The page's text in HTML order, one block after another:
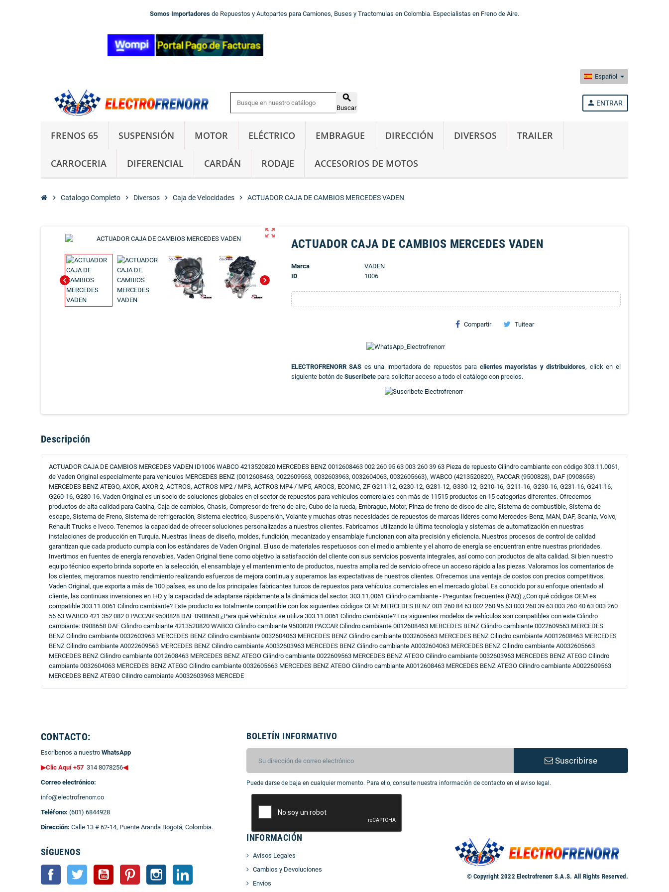
Somos Importadores de Repuestos y Autopartes para Camiones, Buses y Tractomulas en Colombia. Especialistas en Freno de Aire.
Español

Buscar
person ENTRAR
FRENOS 65 SUSPENSIÓN MOTOR ELÉCTRICO EMBRAGUE DIRECCIÓN DIVERSOS TRAILER
CARROCERIA DIFERENCIAL CARDÁN RODAJE ACCESORIOS DE MOTOS
chevron_right Catalogo Completo chevron_right Diversos chevron_right Caja de Velocidades chevron_right ACTUADOR CAJA DE CAMBIOS MERCEDES VADEN
zoom_out_map
chevron_left chevron_right
ACTUADOR CAJA DE CAMBIOS MERCEDES VADEN
Marca
VADEN
ID
1006
Compartir Tuitear
ELECTROFRENORR SAS es una importadora de repuestos para clientes mayoristas y distribuidores, click en el
siguiente botón de Suscríbetepara solicitar acceso a todo el catálogo con precios.
Descripción
ACTUADOR CAJA DE CAMBIOS MERCEDES VADEN ID1006 WABCO 4213520820 MERCEDES BENZ 0012608463 002 260 95 63 003 260 39 63 Pieza de repuesto Cilindro cambiante con código 303.11.0061,
de Vaden Original especialmente para vehículos MERCEDES BENZ (0012608463, 0022609563, 0032603963, 0032604063, 0032605663), WABCO (4213520820), PACCAR (9500828), DAF (0908658)
MERCEDES BENZ ATEGO, AXOR, AXOR 2, ACTROS, ACTROS MP2 / MP3, ACTROS MP4 / MP5, AROCS, ECONIC, ZF G211-12, G230-12, G281-12, G330-12, G210-16, G211-16, G230-16, G231-16, G241-16,
G260-16, G280-16. Vaden Original es un socio de soluciones globales en el sector de repuestos para vehículos comerciales con más de 11515 productos en 15 categorías diferentes. Ofrecemos
productos de alta calidad para Cabina, Caja de cambios, Chasis, Compresor de freno de aire, Cubo de la rueda, Embrague, Motor, Pinza de freno de disco de aire, Sistema de combustible, Sistema de
escape, Sistema de Freno, Sistema de refrigeración, Sistema electrico, Suspensión, Volante y muchas otras necesidades de repuestos de marcas líderes como Mercedes-Benz, MAN, DAF, Scania, Volvo,
Renault Trucks e Iveco. Tenemos la capacidad de ofrecer soluciones personalizadas a nuestros clientes. Fabricamos utilizando la última tecnología y sistemas de automatización en nuestras
instalaciones de producción en Turquía. Nuestras líneas de diseño, moldes, fundición, mecanizado y ensamblaje funcionan con alta precisión y eficiencia. Nuestros procesos de control de calidad
garantizan que cada producto cumpla con los estándares de Vaden Original. El uso de materiales respetuosos con el medio ambiente y el ahorro de energía se encuentran entre nuestras prioridades.
Invertimos en fuentes de energía renovables. Vaden Original tiene como objetivo la satisfacción del cliente con sus servicios posventa integrales, así como con productos de alta calidad. Si bien nuestro
equipo técnico experto brinda soporte en la selección, el ensamblaje y el mantenimiento de productos, nuestra amplia red de servicio ofrece un acceso rápido a las piezas. Valoramos los comentarios de
los clientes, mejoramos nuestro rendimiento realizando esfuerzos de mejora continua y superamos las expectativas de nuestros clientes. Ofrecemos una ventaja de costos con precios competitivos.
Vaden Original, que exporta a más de 100 países, es uno de los principales fabricantes turcos de repuestos para vehículos comerciales en el mercado global. Es conocido por su enfoque orientado al
cliente, las continuas inversiones en I+D y la capacidad de adaptarse rápidamente a la dinámica del sector. 303.11.0061 Cilindro cambiante - Preguntas frecuentes (FAQ) ¿Con qué códigos OEM es
compatible 303.11.0061 Cilindro cambiante? Este producto es totalmente compatible con los siguientes códigos OEM: MERCEDES BENZ 001 260 84 63 002 260 95 63 003 260 39 63 003 260 40 63 003 260
56 63 WABCO 421 352 082 0 PACCAR 9500828 DAF 0908658 ¿Para qué vehículos se utiliza 303.11.0061 Cilindro cambiante? Los siguientes modelos de vehículos son compatibles con este Cilindro
cambiante: 0908658 DAF Cilindro cambiante 4213520820 WABCO Cilindro cambiante 9500828 PACCAR Cilindro cambiante 0012608463 MERCEDES BENZ Cilindro cambiante 0022609563 MERCEDES
BENZ Cilindro cambiante 0032603963 MERCEDES BENZ Cilindro cambiante 0032604063 MERCEDES BENZ Cilindro cambiante 0032605663 MERCEDES BENZ Cilindro cambiante A0012608463 MERCEDES
BENZ Cilindro cambiante A0022609563 MERCEDES BENZ Cilindro cambiante A0032603963 MERCEDES BENZ Cilindro cambiante A0032604063 MERCEDES BENZ Cilindro cambiante A0032605663
MERCEDES BENZ Cilindro cambiante 0012608463 MERCEDES BENZ ATEGO Cilindro cambiante 0022609563 MERCEDES BENZ ATEGO Cilindro cambiante 0032603963 MERCEDES BENZ ATEGO Cilindro
cambiante 0032604063 MERCEDES BENZ ATEGO Cilindro cambiante 0032605663 MERCEDES BENZ ATEGO Cilindro cambiante A0012608463 MERCEDES BENZ ATEGO Cilindro cambiante A0022609563
MERCEDES BENZ ATEGO Cilindro cambiante A0032603963 MERCEDE
CONTACTO:
Escríbenos a nuestro WhatsApp
▶Clic Aquí +57 314 8078256◀
Correo electrónico:
info@electrofrenorr.co
Teléfono: (601) 6844928
Dirección: Calle 13 # 62-14, Puente Aranda Bogotá, Colombia.
SÍGUENOS
Facebook Twitter YouTube Pinterest Instagram
BOLETÍN INFORMATIVO
Suscribirse
Puede darse de baja en cualquier momento. Para ello, consulte nuestra información de contacto en el aviso legal.
INFORMACIÓN
Avisos Legales
Cambios y Devoluciones
Envíos
© Copyright 2022 Electrofrenorr S.A.S. All Rights Reserved.